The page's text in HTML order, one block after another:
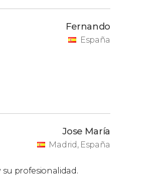
Fernando
España
Jose María
Madrid, España
profesionalidad.